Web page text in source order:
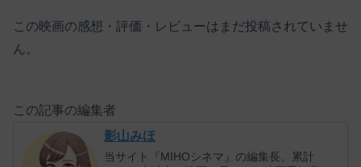
この映画の感想・評価・レビューはまだ投稿されていませ
ん。
この記事の編集者
影山みほ
当サイト『MIHOシネマ』の編集長。累計